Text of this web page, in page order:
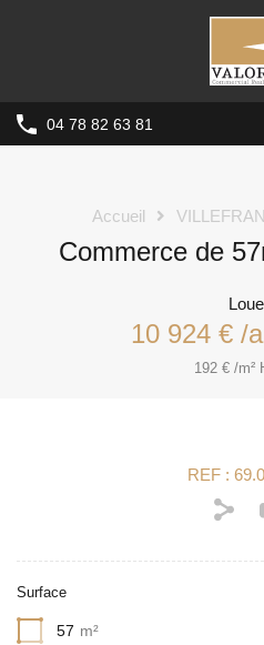
04 78 82 63 81
Accueil
Commerce de
10 924 € /
192 € /m²
REF :
Surface
57 m²